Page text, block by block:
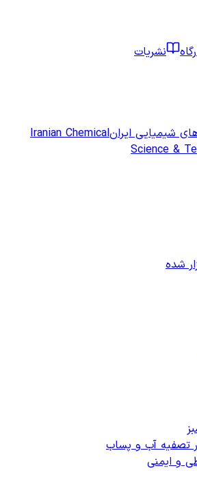
نشریات
شیمیایی ایرانIranian Chemical
Science &
شده
تصفیه آب و پساب
و ایمنی